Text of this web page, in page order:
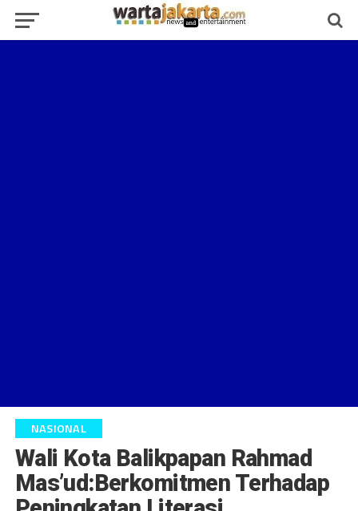
NASIONAL
Wali Kota Balikpapan Rahmad
Mas’ud:Berkomitmen Terhadap